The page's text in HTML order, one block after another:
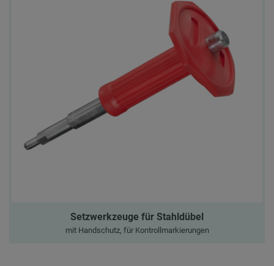
Setzwerkzeuge für Stahldübel
mit Handschutz, für Kontrollmarkierungen